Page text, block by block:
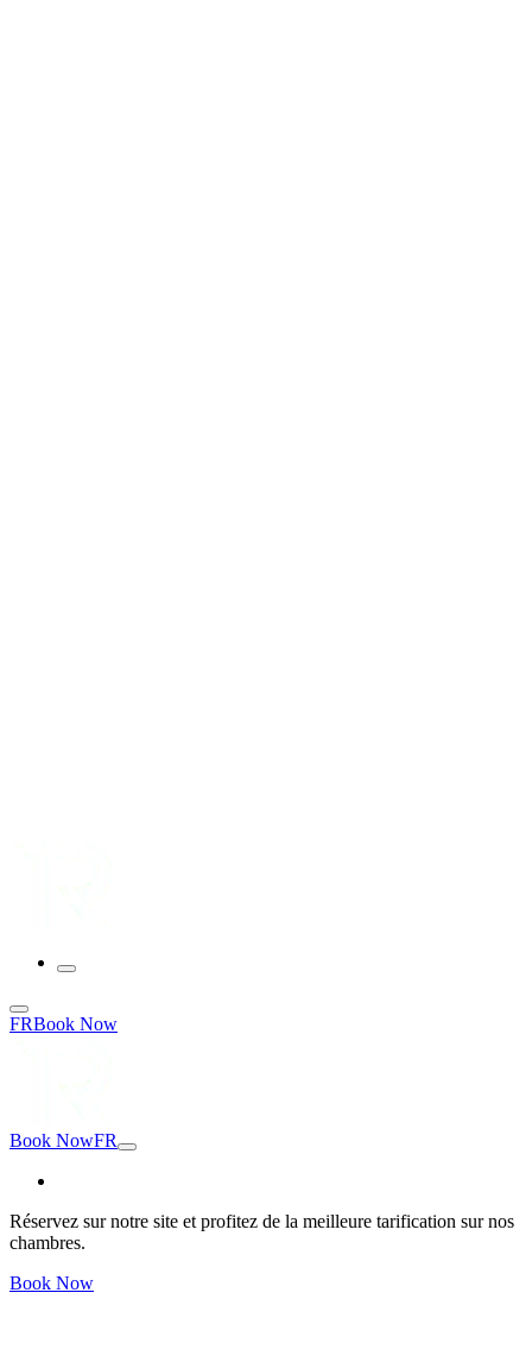
FRBook Now
Book NowFR
Réservez sur notre site et profitez de la meilleure tarification sur nos
chambres.
Book Now